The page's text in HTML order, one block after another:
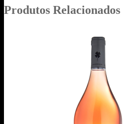
2017
Produtos Relacionados